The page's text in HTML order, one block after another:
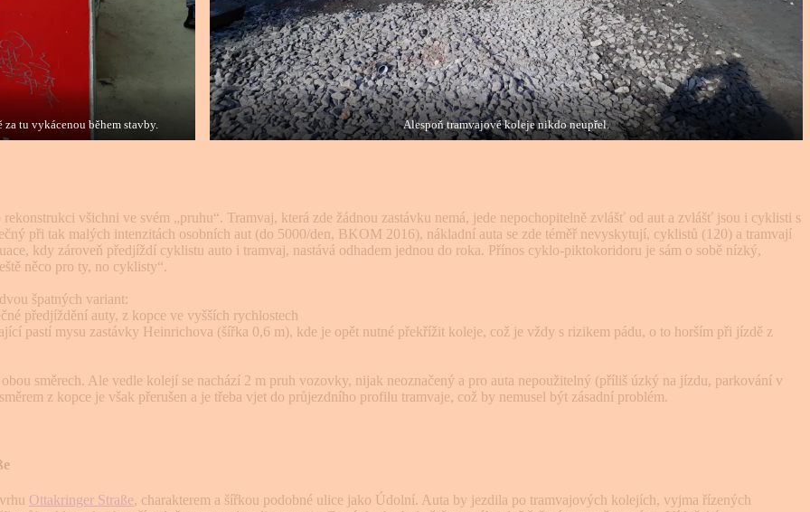
tu vykácenou během stavby. Alespoň tramvajové koleje nikdo neupřel.
všichni ve svém „pruhu“. Tramvaj, která zde žádnou zastávku nemá, jede nepochopitelně zvlášť od aut a zvlášť jsou i cyklisti s
při tak malých intenzitách osobních aut (do 5000/den, BKOM 2016), nákladní auta se zde téměř nevyskytují, cyklistů (120) a tramvají
kdy zároveň předjíždí cyklistu auto i tramvaj, nastává odhadem jednou do roka. Přínos cyklo-piktokoridoru je sám o sobě nízký,
něco pro ty, no cyklisty“.
špatných variant:
předjíždění auty, z kopce ve vyšších rychlostech
pastí mysu zastávky Heinrichova (šířka 0,6 m), kde je opět nutné překřížit koleje, což je vždy s rizikem pádu, o to horším při jízdě z
směrech. Ale vedle kolejí se nachází 2 m pruh vozovky, nijak neoznačený a pro auta nepoužitelný (příliš úzký na jízdu, parkování v
z kopce je však přerušen a je třeba vjet do průjezdního profilu tramvaje, což by nemusel být zásadní problém.
Ottakringer Straße, charakterem a šířkou podobné ulice jako Údolní. Auta by jezdila po tramvajových kolejích, vyjma řízených